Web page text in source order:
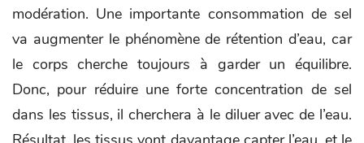
modération. Une importante consommation de sel
va augmenter le phénomène de rétention d’eau, car
le corps cherche toujours à garder un équilibre.
Donc, pour réduire une forte concentration de sel
dans les tissus, il cherchera à le diluer avec de l’eau.